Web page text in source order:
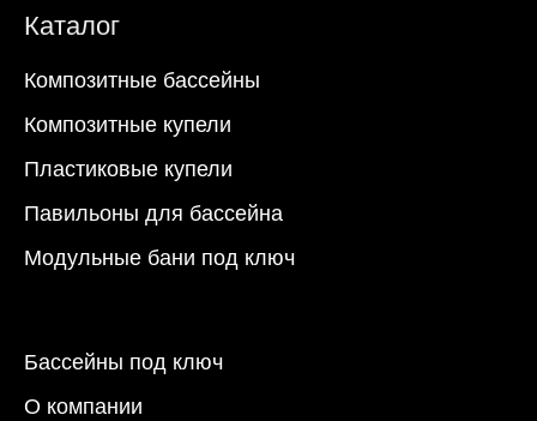
Каталог
Композитные бассейны
Композитные купели
Пластиковые купели
Павильоны для бассейна
Модульные бани под ключ
Бассейны под ключ
О компании